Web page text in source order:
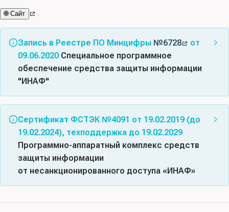
🌐 Сайт
Запись в Реестре ПО Минцифры №6728
от
09.06.2020 Специальное программное
обеспечение средства защиты информации
"ИНАФ"
Класс(ы) ПО:02.13 - Средства обеспечения
информационной безопасности (№621)
Код(ы) продукции:58.29.29 Обеспечение программное
прикладное прочее на электронном носителе
Правообладатель:ЗАКРЫТОЕ АКЦИОНЕРНОЕ
Сертификат ФСТЭК №4091 от 19.02.2019 (до
19.02.2024), техподдержка до 19.02.2029
Программно-аппаратный комплекс средств
защиты информации
от несанкционированного доступа «ИНАФ»